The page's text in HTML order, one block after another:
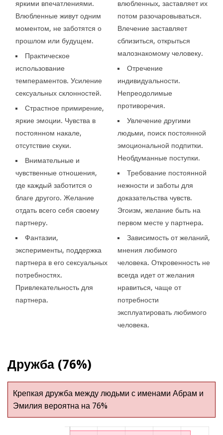
яркими впечатлениями.
Влюбленные живут одним
моментом, не заботятся о
прошлом или будущем.
Практическое
использование
темпераментов. Усиление
сексуальных склонностей.
Страстное примирение,
яркие эмоции. Чувства в
постоянном накале,
отсутствие скуки.
Внимательные и
чувственные отношения,
где каждый заботится о
благе другого. Желание
отдать всего себя своему
партнеру.
Фантазии,
эксперименты, поддержка
партнера в его сексуальных
потребностях.
Привлекательность для
партнера.
влюбленных, заставляет их
потом разочаровываться.
Влечение заставляет
сблизиться, открыться
малознакомому человеку.
Отречение
индивидуальности.
Непреодолимые
противоречия.
Увлечение другими
людьми, поиск постоянной
эмоциональной подпитки.
Необдуманные поступки.
Требование постоянной
нежности и заботы для
доказательства чувств.
Эгоизм, желание быть на
первом месте у партнера.
Зависимость от желаний,
мнения любимого
человека. Откровенность не
всегда идет от желания
нравиться, чаще от
потребности
эксплуатировать любимого
человека.
Дружба (76%)
Крепкая дружба между людьми с именами Абрам и
Эмилия вероятна на 76%